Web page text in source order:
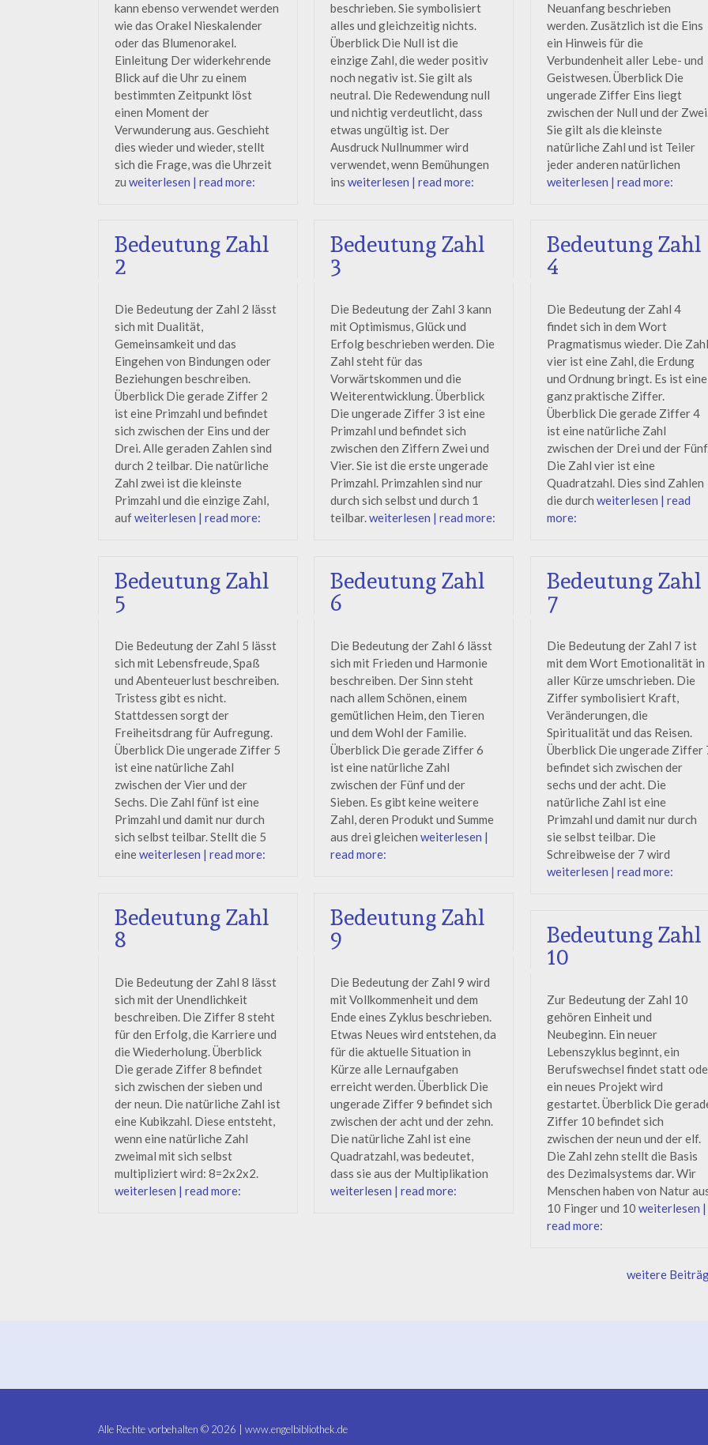
kann ebenso verwendet werden
wie das Orakel Nieskalender
oder das Blumenorakel.
Einleitung Der widerkehrende
Blick auf die Uhr zu einem
bestimmten Zeitpunkt löst
einen Moment der
Verwunderung aus. Geschieht
dies wieder und wieder, stellt
sich die Frage, was die Uhrzeit
zuweiterlesen | read more:
beschrieben. Sie symbolisiert
alles und gleichzeitig nichts.
Überblick Die Null ist die
einzige Zahl, die weder positiv
noch negativ ist. Sie gilt als
neutral. Die Redewendung null
und nichtig verdeutlicht, dass
etwas ungültig ist. Der
Ausdruck Nullnummer wird
verwendet, wenn Bemühungen
insweiterlesen | read more:
Neuanfang beschrieben
werden. Zusätzlich ist die Eins
ein Hinweis für die
Verbundenheit aller Lebe- und
Geistwesen. Überblick Die
ungerade Ziffer Eins liegt
zwischen der Null und der
Sie gilt als die kleinste
natürliche Zahl und ist Teiler
jeder anderen natürlichen
weiterlesen | read more:
Bedeutung Zahl
2
Die Bedeutung der Zahl 2 lässt
sich mit Dualität,
Gemeinsamkeit und das
Eingehen von Bindungen oder
Beziehungen beschreiben.
Überblick Die gerade Ziffer 2
ist eine Primzahl und befindet
sich zwischen der Eins und der
Drei. Alle geraden Zahlen sind
durch 2 teilbar. Die natürliche
Zahl zwei ist die kleinste
Primzahl und die einzige Zahl,
aufweiterlesen | read more:
Bedeutung Zahl
3
Die Bedeutung der Zahl 3 kann
mit Optimismus, Glück und
Erfolg beschrieben werden. Die
Zahl steht für das
Vorwärtskommen und die
Weiterentwicklung. Überblick
Die ungerade Ziffer 3 ist eine
Primzahl und befindet sich
zwischen den Ziffern Zwei und
Vier. Sie ist die erste ungerade
Primzahl. Primzahlen sind nur
durch sich selbst und durch 1
teilbar.weiterlesen | read more:
Bedeutung Zahl
4
Die Bedeutung der Zahl 4
findet sich in dem Wort
Pragmatismus wieder. Die
vier ist eine Zahl, die Erdung
und Ordnung bringt. Es ist eine
ganz praktische Ziffer.
Überblick Die gerade Ziffer 4
ist eine natürliche Zahl
zwischen der Drei und der
Die Zahl vier ist eine
Quadratzahl. Dies sind Zahlen
die durchweiterlesen | read
more:
Bedeutung Zahl
5
Die Bedeutung der Zahl 5 lässt
sich mit Lebensfreude, Spaß
und Abenteuerlust beschreiben.
Tristess gibt es nicht.
Stattdessen sorgt der
Freiheitsdrang für Aufregung.
Überblick Die ungerade Ziffer 5
ist eine natürliche Zahl
zwischen der Vier und der
Sechs. Die Zahl fünf ist eine
Primzahl und damit nur durch
sich selbst teilbar. Stellt die 5
eineweiterlesen | read more:
Bedeutung Zahl
6
Die Bedeutung der Zahl 6 lässt
sich mit Frieden und Harmonie
beschreiben. Der Sinn steht
nach allem Schönen, einem
gemütlichen Heim, den Tieren
und dem Wohl der Familie.
Überblick Die gerade Ziffer 6
ist eine natürliche Zahl
zwischen der Fünf und der
Sieben. Es gibt keine weitere
Zahl, deren Produkt und Summe
aus drei gleichenweiterlesen |
read more:
Bedeutung Zahl
7
Die Bedeutung der Zahl 7 ist
mit dem Wort Emotionalität in
aller Kürze umschrieben. Die
Ziffer symbolisiert Kraft,
Veränderungen, die
Spiritualität und das Reisen.
Überblick Die ungerade Ziffer
befindet sich zwischen der
sechs und der acht. Die
natürliche Zahl ist eine
Primzahl und damit nur durch
sie selbst teilbar. Die
Schreibweise der 7 wird
weiterlesen | read more:
Bedeutung Zahl
8
Die Bedeutung der Zahl 8 lässt
sich mit der Unendlichkeit
beschreiben. Die Ziffer 8 steht
für den Erfolg, die Karriere und
die Wiederholung. Überblick
Die gerade Ziffer 8 befindet
sich zwischen der sieben und
der neun. Die natürliche Zahl ist
eine Kubikzahl. Diese entsteht,
wenn eine natürliche Zahl
zweimal mit sich selbst
multipliziert wird: 8=2x2x2.
weiterlesen | read more:
Bedeutung Zahl
9
Die Bedeutung der Zahl 9 wird
mit Vollkommenheit und dem
Ende eines Zyklus beschrieben.
Etwas Neues wird entstehen, da
für die aktuelle Situation in
Kürze alle Lernaufgaben
erreicht werden. Überblick Die
ungerade Ziffer 9 befindet sich
zwischen der acht und der zehn.
Die natürliche Zahl ist eine
Quadratzahl, was bedeutet,
dass sie aus der Multiplikation
weiterlesen | read more:
Bedeutung Zahl
10
Zur Bedeutung der Zahl 10
gehören Einheit und
Neubeginn. Ein neuer
Lebenszyklus beginnt, ein
Berufswechsel findet statt
ein neues Projekt wird
gestartet. Überblick Die
Ziffer 10 befindet sich
zwischen der neun und der elf.
Die Zahl zehn stellt die Basis
des Dezimalsystems dar. Wir
Menschen haben von Natur
10 Finger und 10weiterlesen |
read more:
weitere
Alle Rechte vorbehalten © 2026 | www.engelbibliothek.de